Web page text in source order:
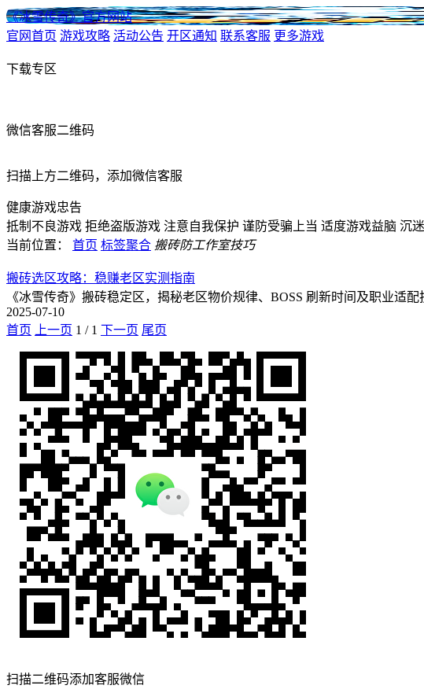
《冰雪传奇》官方网站
官网首页 游戏攻略 活动公告 开区通知 联系客服 更多游戏
下载专区
微信客服二维码
扫描上方二维码，添加微信客服
健康游戏忠告
抵制不良游戏 拒绝盗版游戏 注意自我保护 谨防受骗上当 适度游戏益脑 沉
当前位置：
首页 标签聚合 搬砖防工作室技巧
搬砖选区攻略：稳赚老区实测指南
《冰雪传奇》搬砖稳定区，揭秘老区物价规律、BOSS 刷新时间及职业适
2025-07-10
首页
上一页 1 / 1 下一页 尾页
扫描二维码添加客服微信